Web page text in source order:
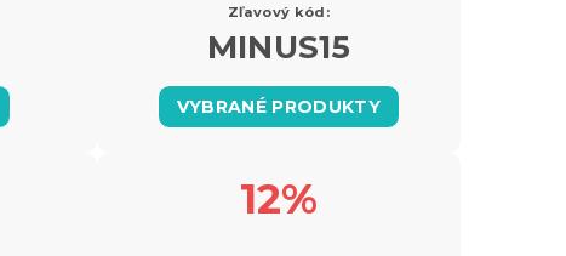
Zľavový kód:
MINUS15
VYBRANÉ PRODUKTY
12%